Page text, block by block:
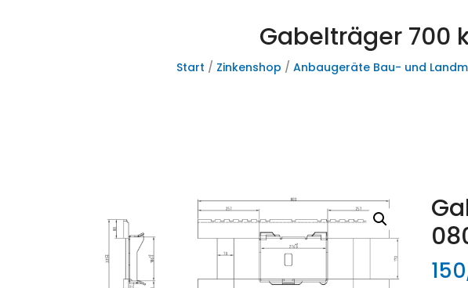
Gabelträger 700
Start / Zinkenshop / Anbaugeräte Bau- und